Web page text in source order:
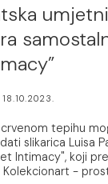
18.10.2023.
tepihu
slikarica Luisa
Intimacy", koji
Kolekcionart -